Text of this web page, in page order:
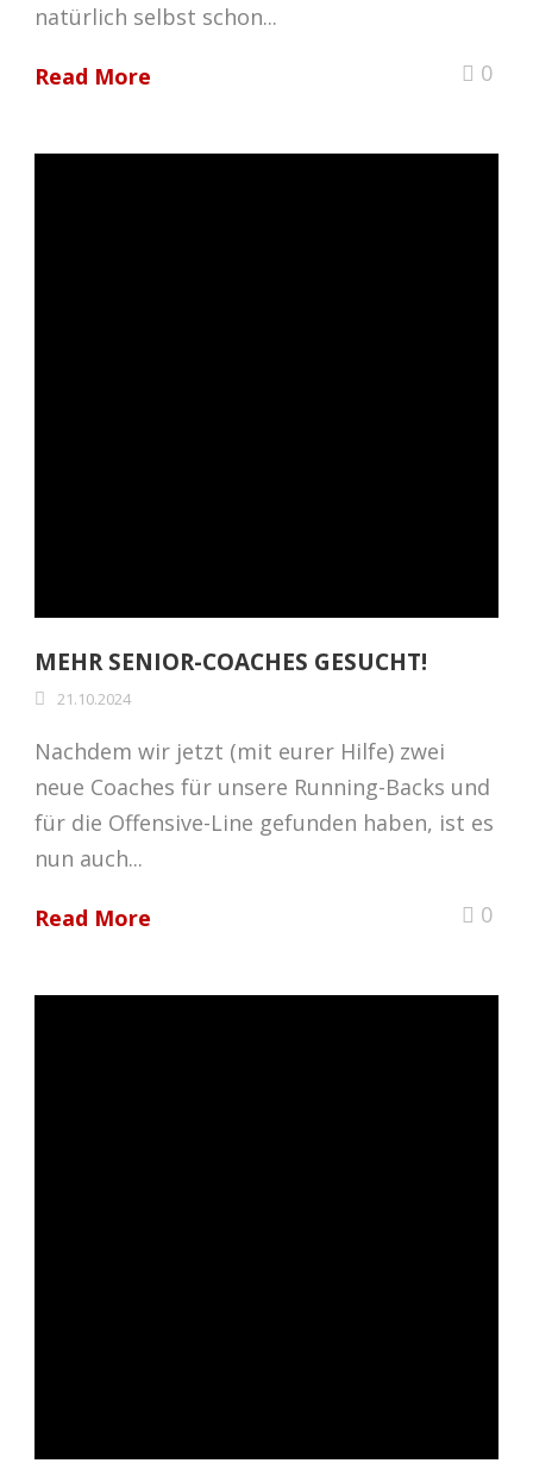
natürlich selbst schon...
Read More 0
MEHR SENIOR-COACHES GESUCHT!
21.10.2024
Nachdem wir jetzt (mit eurer Hilfe) zwei
neue Coaches für unsere Running-Backs und
für die Offensive-Line gefunden haben, ist es
nun auch...
Read More 0